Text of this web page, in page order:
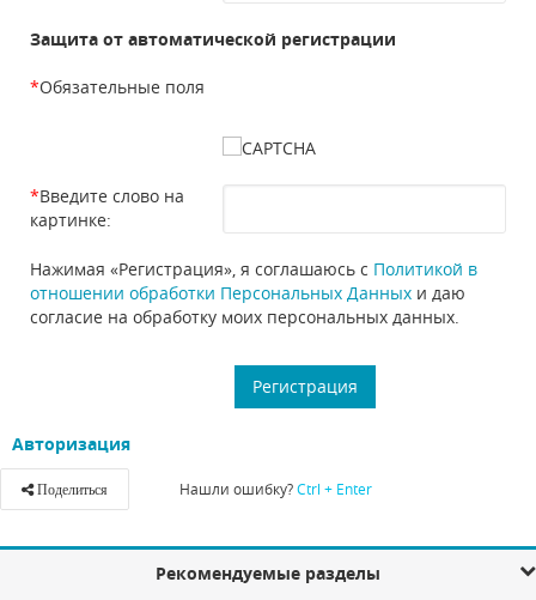
Защита от автоматической регистрации
*Обязательные поля
*Введите слово на
картинке:
Нажимая «Регистрация», я соглашаюсь с Политикой в
отношении обработки Персональных Данных и даю
согласие на обработку моих персональных данных.
Авторизация
Поделиться Нашли ошибку?Ctrl + Enter
Рекомендуемые разделы